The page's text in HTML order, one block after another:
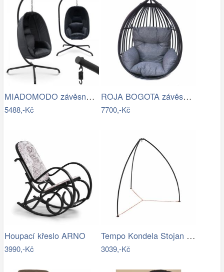
MIADOMODO závěsné houpací křeslo…
5488,-Kč
ROJA BOGOTA závěsné křeslo - bez…
7700,-Kč
Houpací křeslo ARNO
3990,-Kč
Tempo Kondela Stojan pro závěsné křeslo…
3039,-Kč